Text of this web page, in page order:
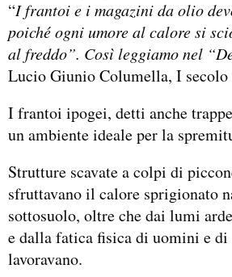
“I frantoi e i magazini da olio
poiché ogni umore al calore si
al freddo”. Così leggiamo nel
Lucio Giunio Columella, I secolo
I frantoi ipogei, detti anche
un ambiente ideale per la
Strutture scavate a colpi di
sfruttavano il calore sprigionato
sottosuolo, oltre che dai lumi
e dalla fatica fisica di uomini e
lavoravano.